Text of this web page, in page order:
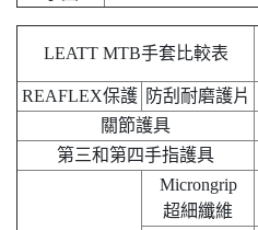
LEATT MTB手套比較表
REAFLEX保護
防刮耐磨護片
關節護具
第三和第四手指護具
Microngrip
超細纖維